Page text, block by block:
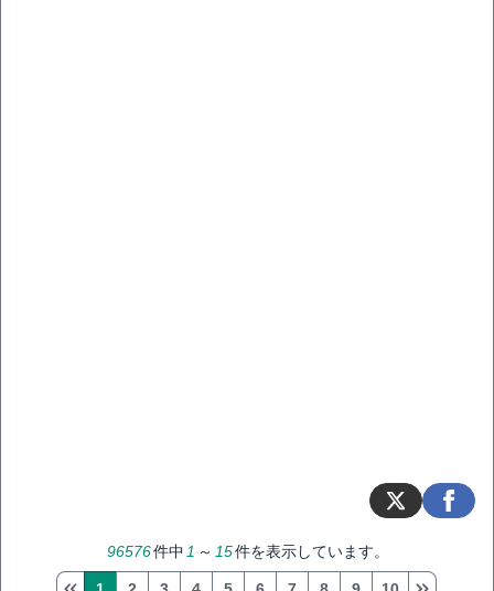
96576件中 1 ～ 15件を表示しています。